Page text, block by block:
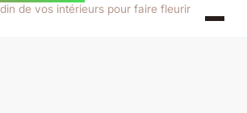
de vos intérieurs pour faire fleurir